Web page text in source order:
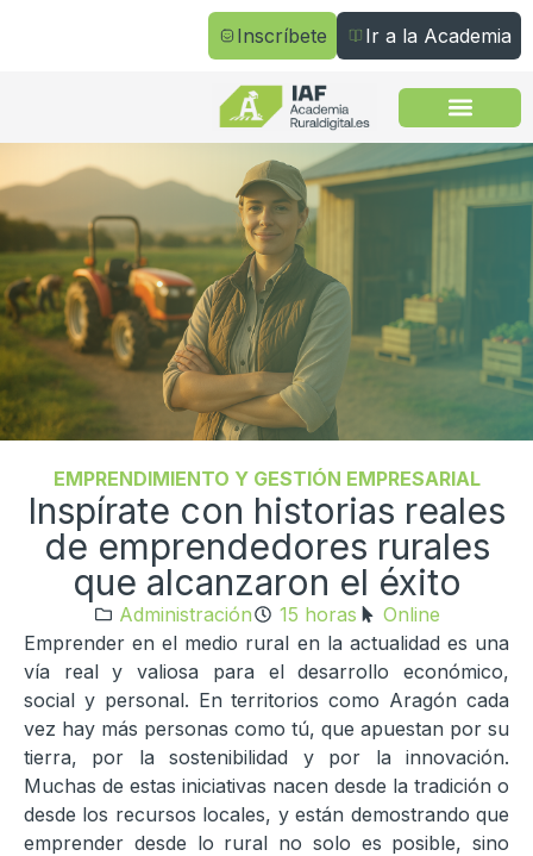
Inscríbete Ir a la Academia
EMPRENDIMIENTO Y GESTIÓN EMPRESARIAL
Inspírate con historias reales
de emprendedores rurales
que alcanzaron el éxito
Administración 15 horas
Online
Emprender en el medio rural en la actualidad es una
vía real y valiosa para el desarrollo económico,
social y personal. En territorios como Aragón cada
vez hay más personas como tú, que apuestan por su
tierra, por la sostenibilidad y por la innovación.
Muchas de estas iniciativas nacen desde la tradición o
desde los recursos locales, y están demostrando que
emprender desde lo rural no solo es posible, sino